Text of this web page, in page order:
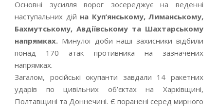
Основні зусилля ворог зосереджує на веденні
наступальних дій на Куп’янському, Лиманському,
Бахмутському, Авдіївському та Шахтарському
напрямках. Минулої доби наші захисники відбили
понад 170 атак противника на зазначених
напрямках.
Загалом, російські окупанти завдали 14 ракетних
ударів по цивільних об’єктах на Харківщині,
Полтавщині та Доннечині. Є поранені серед мирного